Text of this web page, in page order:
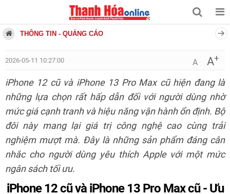
THÔNG TIN - QUẢNG CÁO
2026-05-11 10:27:00 A A+
iPhone 12 cũ và iPhone 13 Pro Max cũ hiện đang là
những lựa chọn rất hấp dẫn đối với người dùng nhờ
mức giá cạnh tranh và hiệu năng vận hành ổn định. Bộ
đôi này mang lại giá trị công nghệ cao cùng trải
nghiệm mượt mà. Đây là những sản phẩm đáng cân
nhắc cho người dùng yêu thích Apple với một mức
ngân sách tối ưu.
iPhone 12 cũ và iPhone 13 Pro Max cũ - Ưu